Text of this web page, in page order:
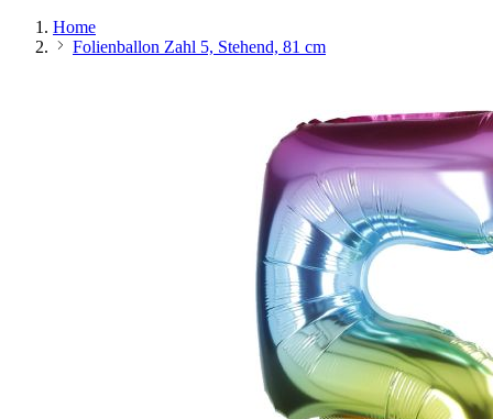
Home
Folienballon Zahl 5, Stehend, 81 cm